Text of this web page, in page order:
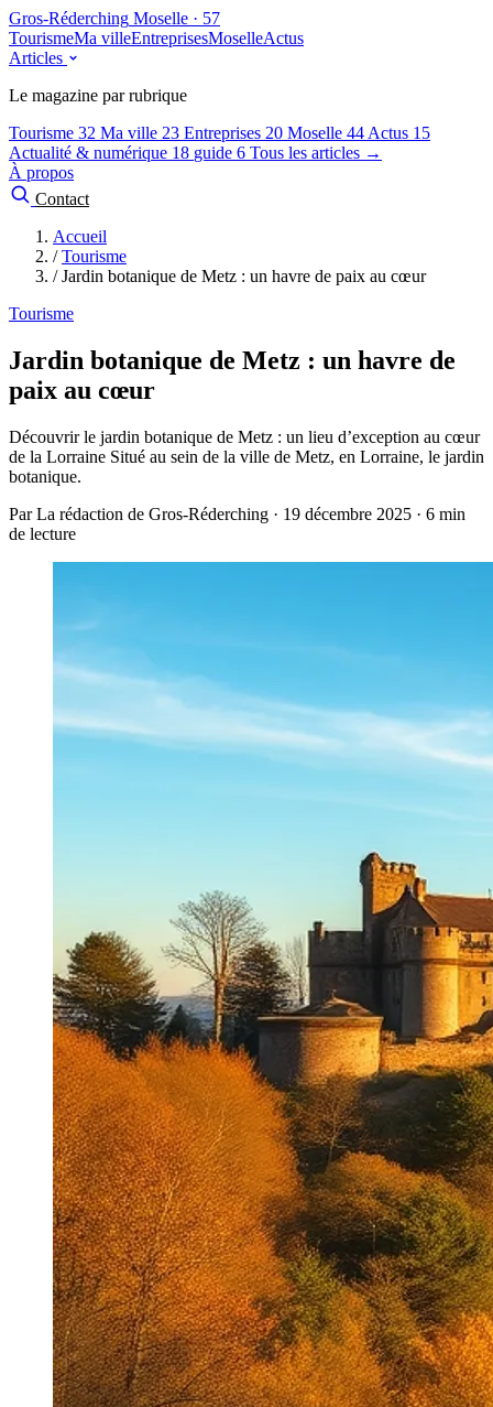
Gros-Réderching Moselle · 57
TourismeMa villeEntreprisesMoselleActus
Articles
Le magazine par rubrique
Tourisme 32 Ma ville 23 Entreprises 20 Moselle 44 Actus 15
Actualité & numérique 18 guide 6 Tous les articles →
À propos
Contact
Accueil
/ Tourisme
/ Jardin botanique de Metz : un havre de paix au cœur
Tourisme
Jardin botanique de Metz : un havre de
paix au cœur
Découvrir le jardin botanique de Metz : un lieu d’exception au cœur
de la Lorraine Situé au sein de la ville de Metz, en Lorraine, le jardin
botanique.
Par La rédaction de Gros-Réderching · 19 décembre 2025 · 6 min
de lecture